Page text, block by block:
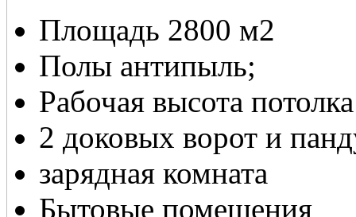
Площадь 2800 м2
Полы антипыль;
Рабочая высота
2 доковых ворот и
зарядная комната
Бытовые помещения